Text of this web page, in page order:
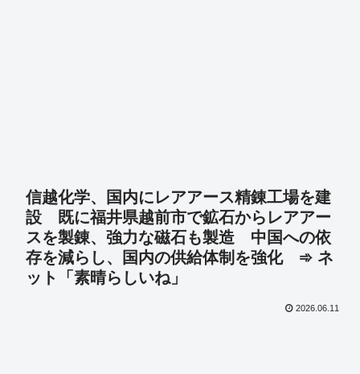
信越化学、国内にレアアース精錬工場を建
設 既に福井県越前市で鉱石からレアアー
スを製錬、強力な磁石も製造 中国への依
存を減らし、国内の供給体制を強化 ➾ ネ
ット「素晴らしいね」
2026.06.11